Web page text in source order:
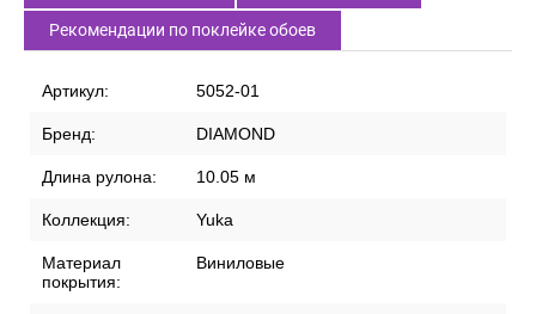
Рекомендации по поклейке обоев
Артикул: 5052-01
Бренд: DIAMOND
Длина рулона: 10.05 м
Коллекция: Yuka
Материал
покрытия:
Виниловые